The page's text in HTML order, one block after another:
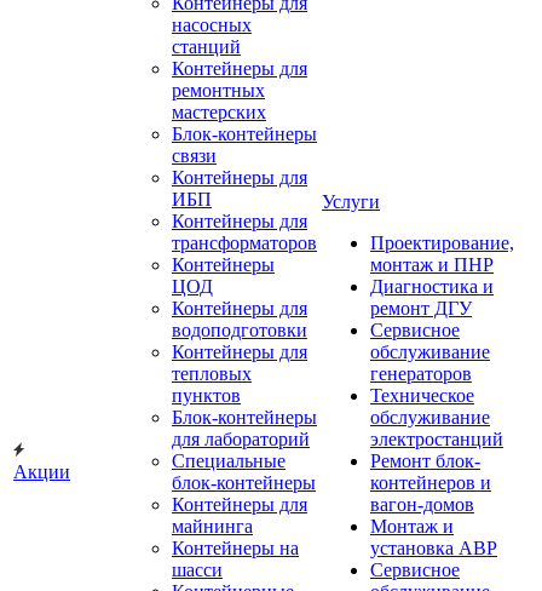
Акции
насосных
станций
Контейнеры для
ремонтных
мастерских
Блок-контейнеры
связи
Контейнеры для
ИБП
Контейнеры для
трансформаторов
Контейнеры
ЦОД
Контейнеры для
водоподготовки
Контейнеры для
тепловых
пунктов
Блок-контейнеры
для лабораторий
Специальные
блок-контейнеры
Контейнеры для
майнинга
Контейнеры на
шасси
Услуги
Проектирование,
монтаж и ПНР
Диагностика и
ремонт ДГУ
Сервисное
обслуживание
генераторов
Техническое
обслуживание
электростанций
Ремонт блок-
контейнеров и
вагон-домов
Монтаж и
установка АВР
Сервисное